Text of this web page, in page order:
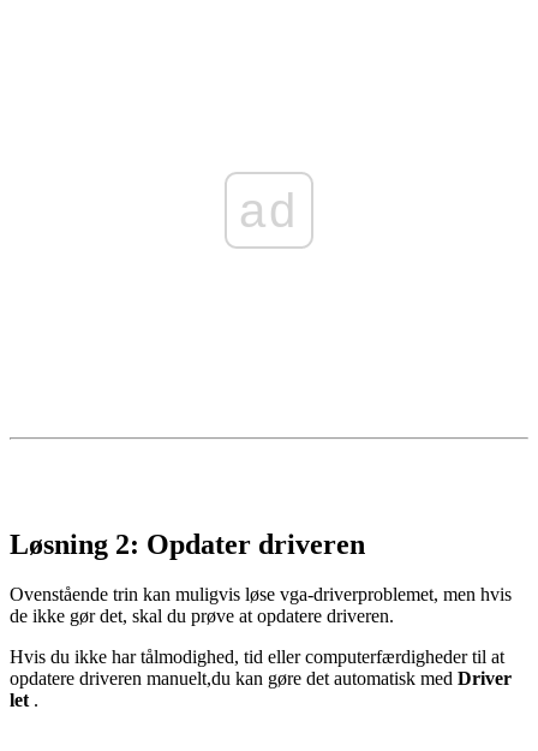
ad
Løsning 2: Opdater driveren
Ovenstående trin kan muligvis løse vga-driverproblemet, men hvis
de ikke gør det, skal du prøve at opdatere driveren.
Hvis du ikke har tålmodighed, tid eller computerfærdigheder til at
opdatere driveren manuelt,du kan gøre det automatisk med Driver
let .